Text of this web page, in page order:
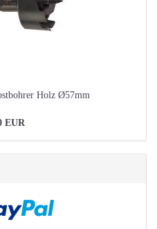
Holz Ø57mm
EUR